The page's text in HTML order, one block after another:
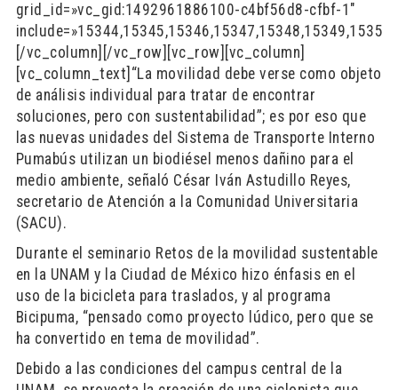
grid_id=»vc_gid:1492961886100-c4bf56d8-cfbf-1″
[/vc_column][/vc_row][vc_row][vc_column]
[vc_column_text]“La movilidad debe verse como objeto
de análisis individual para tratar de encontrar
soluciones, pero con sustentabilidad”; es por eso que
las nuevas unidades del Sistema de Transporte Interno
Pumabús utilizan un biodiésel menos dañino para el
medio ambiente, señaló César Iván Astudillo Reyes,
secretario de Atención a la Comunidad Universitaria
(SACU).
Durante el seminario Retos de la movilidad sustentable
en la UNAM y la Ciudad de México hizo énfasis en el
uso de la bicicleta para traslados, y al programa
Bicipuma, “pensado como proyecto lúdico, pero que se
ha convertido en tema de movilidad”.
Debido a las condiciones del campus central de la